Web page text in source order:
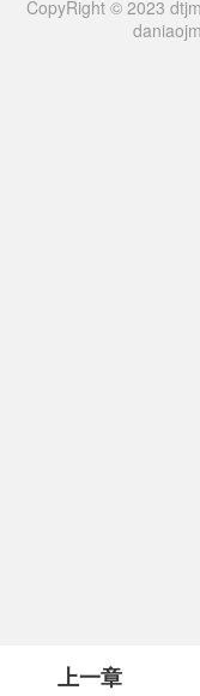
上一章
CopyRight © 2023